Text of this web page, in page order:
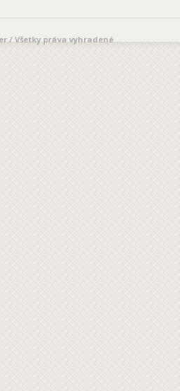
/ Všetky práva vyhradené